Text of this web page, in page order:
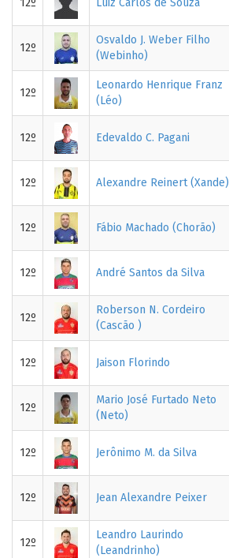
12º Luiz Carlos de Souza
12º
Osvaldo J. Weber Filho
(Webinho)
12º
Leonardo Henrique Franz
(Léo)
12º Edevaldo C. Pagani
12º Alexandre Reinert (Xande)
12º Fábio Machado (Chorão)
12º André Santos da Silva
12º
Roberson N. Cordeiro
(Cascão )
12º Jaison Florindo
12º
Mario José Furtado Neto
(Neto)
12º Jerônimo M. da Silva
12º Jean Alexandre Peixer
12º
Leandro Laurindo
(Leandrinho)